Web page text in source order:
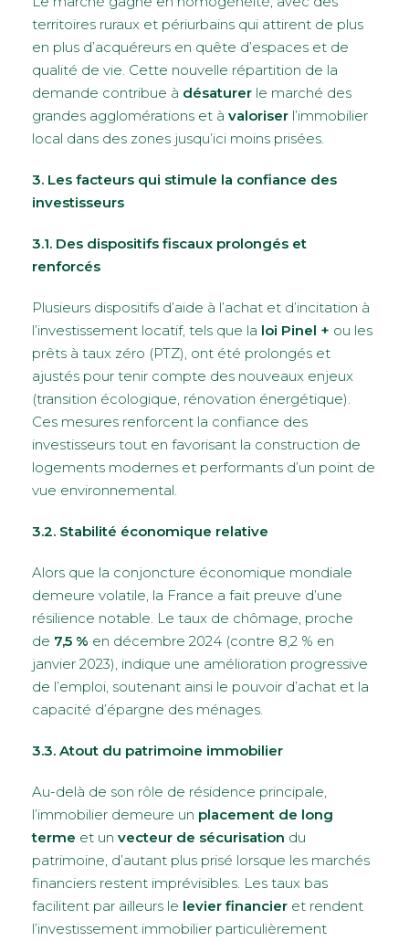
territoires ruraux et périurbains qui attirent de plus
en plus d’acquéreurs en quête d’espaces et de
qualité de vie. Cette nouvelle répartition de la
demande contribue à désaturer le marché des
grandes agglomérations et à valoriser l’immobilier
local dans des zones jusqu’ici moins prisées.
3. Les facteurs qui stimule la confiance des
investisseurs
3.1. Des dispositifs fiscaux prolongés et
renforcés
Plusieurs dispositifs d’aide à l’achat et d’incitation à
l’investissement locatif, tels que la loi Pinel + ou les
prêts à taux zéro (PTZ), ont été prolongés et
ajustés pour tenir compte des nouveaux enjeux
(transition écologique, rénovation énergétique).
Ces mesures renforcent la confiance des
investisseurs tout en favorisant la construction de
logements modernes et performants d’un point de
vue environnemental.
3.2. Stabilité économique relative
Alors que la conjoncture économique mondiale
demeure volatile, la France a fait preuve d’une
résilience notable. Le taux de chômage, proche
de 7,5 % en décembre 2024 (contre 8,2 % en
janvier 2023), indique une amélioration progressive
de l’emploi, soutenant ainsi le pouvoir d’achat et la
capacité d’épargne des ménages.
3.3. Atout du patrimoine immobilier
Au-delà de son rôle de résidence principale,
l’immobilier demeure un placement de long
terme et un vecteur de sécurisation du
patrimoine, d’autant plus prisé lorsque les marchés
financiers restent imprévisibles. Les taux bas
facilitent par ailleurs le levier financier et rendent
l’investissement immobilier particulièrement